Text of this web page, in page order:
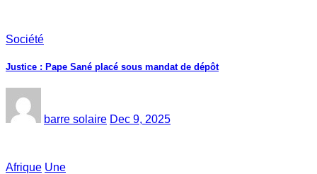
Société
Justice : Pape Sané placé sous mandat de dépôt
barre solaire Dec 9, 2025
Afrique Une